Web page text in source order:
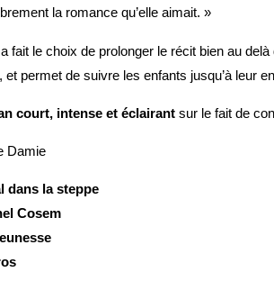
la romance qu’elle aimait. »
a fait le choix de prolonger le récit bien au
et permet de suivre les enfants jusqu’à leur
court, intense et éclairant sur le fait de
Damie
dans la steppe
Cosem